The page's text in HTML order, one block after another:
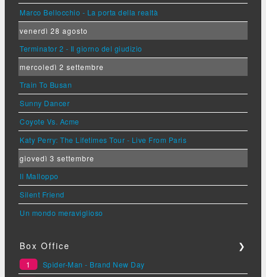
Marco Bellocchio - La porta della realtà
venerdì 28 agosto
Terminator 2 - Il giorno del giudizio
mercoledì 2 settembre
Train To Busan
Sunny Dancer
Coyote Vs. Acme
Katy Perry: The Lifetimes Tour - Live From Paris
giovedì 3 settembre
Il Malloppo
Silent Friend
Un mondo meraviglioso
Box Office ❯
1
Spider-Man - Brand New Day